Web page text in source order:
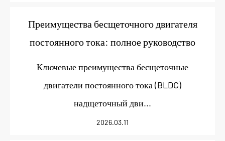
Преимущества бесщеточного двигателя
постоянного тока: полное руководство
Ключевые преимущества бесщеточные
двигатели постоянного тока (BLDC)
надщеточный дви...
2026.03.11